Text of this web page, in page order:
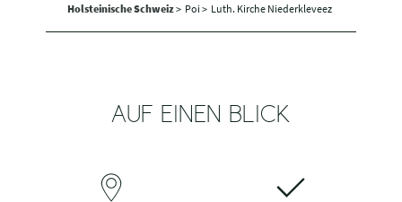
Holsteinische Schweiz> Poi > Luth. Kirche Niederkleveez
AUF EINEN BLICK